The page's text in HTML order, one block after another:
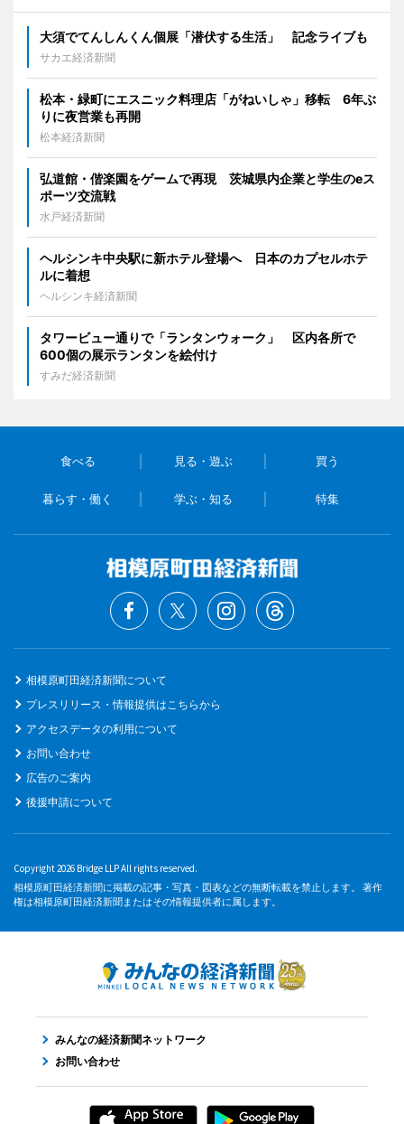
大須でてんしんくん個展「潜伏する生活」 記念ライブも
サカエ経済新聞
松本・緑町にエスニック料理店「がねいしゃ」移転 6年ぶ
りに夜営業も再開
松本経済新聞
弘道館・偕楽園をゲームで再現 茨城県内企業と学生のeス
ポーツ交流戦
水戸経済新聞
ヘルシンキ中央駅に新ホテル登場へ 日本のカプセルホテ
ルに着想
ヘルシンキ経済新聞
タワービュー通りで「ランタンウォーク」 区内各所で
600個の展示ランタンを絵付け
すみだ経済新聞
食べる 見る・遊ぶ 買う
暮らす・働く 学ぶ・知る 特集
相模原町田経済新聞について
プレスリリース・情報提供はこちらから
アクセスデータの利用について
お問い合わせ
広告のご案内
後援申請について
Copyright 2026 Bridge LLP All rights reserved.
相模原町田経済新聞に掲載の記事・写真・図表などの無断転載を禁止します。 著作
権は相模原町田経済新聞またはその情報提供者に属します。
みんなの経済新聞ネットワーク
お問い合わせ